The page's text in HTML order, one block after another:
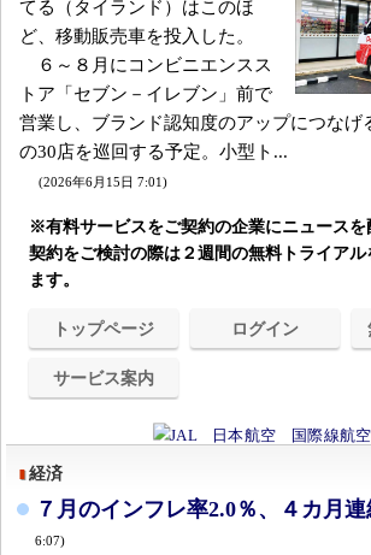
てる（タイランド）はこのほ
ど、移動販売車を投入した。
６～８月にコンビニエンスス
トア「セブン－イレブン」前で
営業し、ブランド認知度のアップにつなげ
の30店を巡回する予定。小型ト...
(2026年6月15日 7:01)
※有料サービスをご契約の企業にニュースを
契約をご検討の際は２週間の無料トライア
ます。
トップページ ログイン
サービス案内
経済
７月のインフレ率2.0％、４カ月
6:07)